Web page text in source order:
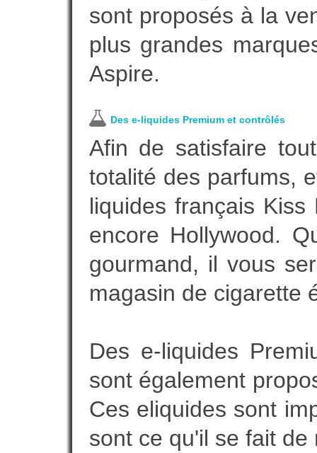
sont proposés à la
plus grandes
Aspire.
Des e-liquides Premium et contrôlés
Afin de satisfaire
totalité des parfums,
liquides français
encore Hollywood.
gourmand, il vous
magasin de cigarette
Des e-liquides
sont également
Ces eliquides sont
sont ce qu'il se fait